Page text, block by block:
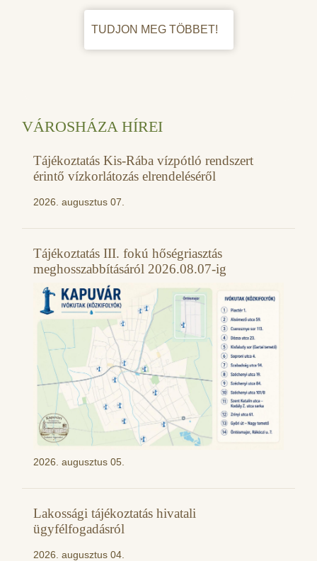
TUDJON MEG TÖBBET!
VÁROSHÁZA HÍREI
Tájékoztatás Kis-Rába vízpótló rendszert
érintő vízkorlátozás elrendeléséről
2026. augusztus 07.
Tájékoztatás III. fokú hőségriasztás
meghosszabbításáról 2026.08.07-ig
2026. augusztus 05.
Lakossági tájékoztatás hivatali
ügyfélfogadásról
2026. augusztus 04.